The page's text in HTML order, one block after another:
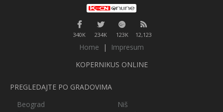
340K 234K 123K 12,123
Home |
Impresum
KOPERNIKUS ONLINE
PREGLEDAJTE PO GRADOVIMA
Beograd
Niš